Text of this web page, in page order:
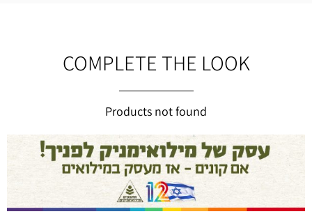
COMPLETE THE LOOK
Products not found